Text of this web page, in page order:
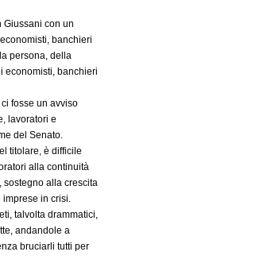
Giussani con un
banchieri
persona, della
economisti, banchieri
ci fosse un avviso
lavoratori e
del Senato.
titolare, è difficile
alla continuità
alla crescita
in crisi.
talvolta drammatici,
andandole a
bruciarli tutti per